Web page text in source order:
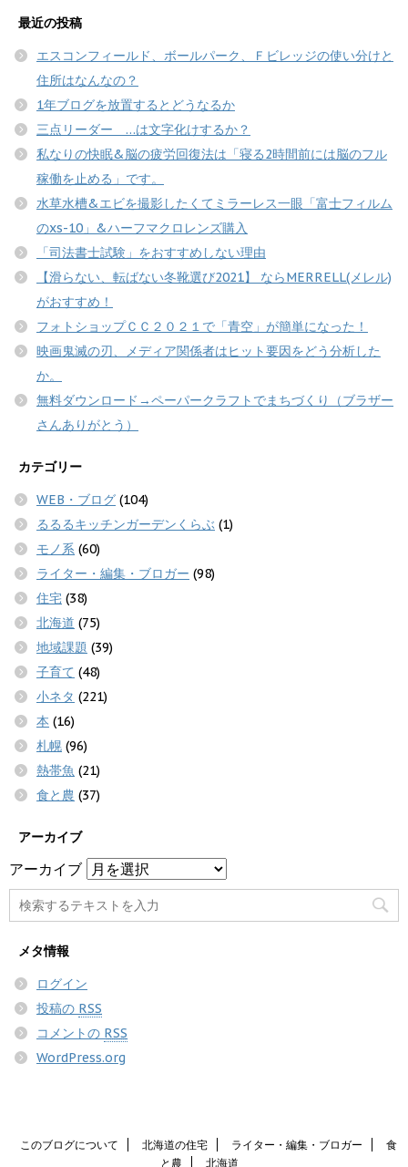
最近の投稿
エスコンフィールド、ボールパーク、Ｆビレッジの使い分けと
住所はなんなの？
1年ブログを放置するとどうなるか
三点リーダー …は文字化けするか？
私なりの快眠&脳の疲労回復法は「寝る2時間前には脳のフル
稼働を止める」です。
水草水槽&エビを撮影したくてミラーレス一眼「富士フィルム
のxs-10」&ハーフマクロレンズ購入
「司法書士試験」をおすすめしない理由
【滑らない、転ばない冬靴選び2021】 ならMERRELL(メレル)
がおすすめ！
フォトショップＣＣ２０２１で「青空」が簡単になった！
映画鬼滅の刃、メディア関係者はヒット要因をどう分析した
か。
無料ダウンロード→ペーパークラフトでまちづくり（ブラザー
さんありがとう）
カテゴリー
WEB・ブログ (104)
るるるキッチンガーデンくらぶ (1)
モノ系 (60)
ライター・編集・ブロガー (98)
住宅 (38)
北海道 (75)
地域課題 (39)
子育て (48)
小ネタ (221)
本 (16)
札幌 (96)
熱帯魚 (21)
食と農 (37)
アーカイブ
アーカイブ
メタ情報
ログイン
投稿の RSS
コメントの RSS
WordPress.org
このブログについて 北海道の住宅 ライター・編集・ブロガー
食
と農
北海道